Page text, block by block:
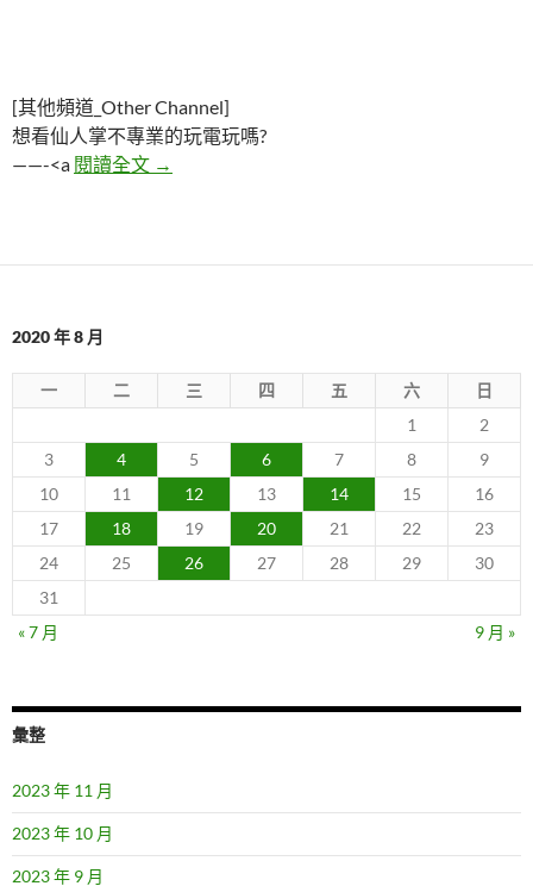
[其他頻道_Other Channel]
想看仙人掌不專業的玩電玩嗎?
——-<a 閱讀全文 一篇讓人毛骨悚然的徵室友廣告貼文
→
2020 年 8 月
一 二 三 四 五 六
日
1
2
3
4 5 6 7 8
9
10
11 12 13 14 15
16
17
18 19 20 21 22
23
24
25 26 27 28 29
30
31
« 7 月
9 月 »
彙整
2023 年 11 月
2023 年 10 月
2023 年 9 月